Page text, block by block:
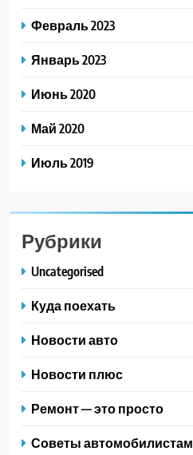
Февраль 2023
Январь 2023
Июнь 2020
Май 2020
Июль 2019
Рубрики
Uncategorised
Куда поехать
Новости авто
Новости плюс
Ремонт — это просто
Советы автомобилистам